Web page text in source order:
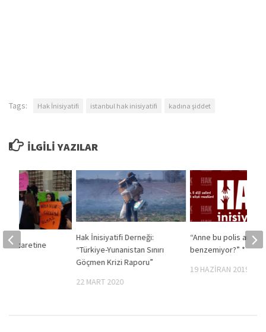
Tags: Hak İnisiyatifi istanbul hak inisiyatifi kadına şiddet
İLGILI YAZILAR
Hak İnisiyatifi Derneği:
“Türkiye-Yunanistan Sınırı
Göçmen Krizi Raporu”
22 MART 2020
“Anne bu polis
benzemiyor?” *
19 HAZIRAN 2019
Ticaretine